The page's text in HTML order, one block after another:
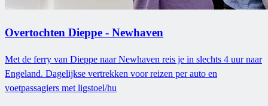
Overtochten Dieppe - Newhaven
Met de ferry van Dieppe naar Newhaven reis je in slechts 4 uur naar
Engeland. Dagelijkse vertrekken voor reizen per auto en
voetpassagiers met ligstoel/hu